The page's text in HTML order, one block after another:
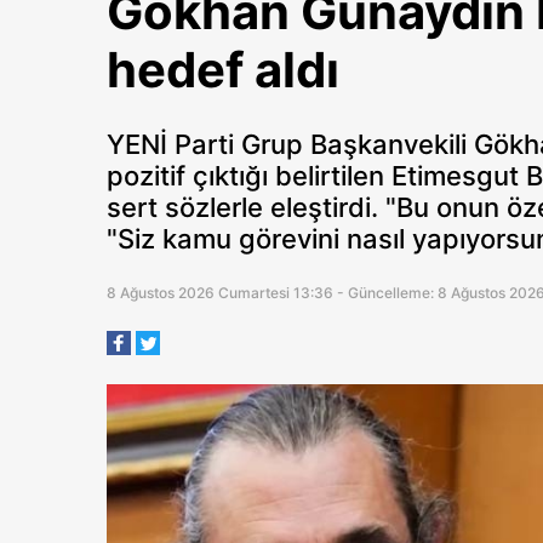
Gökhan
hedef aldı
YENİ Parti Grup Başkanvekili
pozitif çıktığı belirtilen Etimesgut
sert sözlerle eleştirdi. "Bu onun
"Siz kamu görevini nasıl
8 Ağustos 2026 Cumartesi 13:36 - Güncelleme: 8 Ağustos